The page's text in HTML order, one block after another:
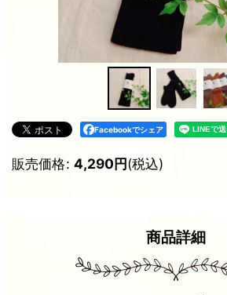
Facebookでシェア
販売価格: 4,290円(税込)
商品詳細